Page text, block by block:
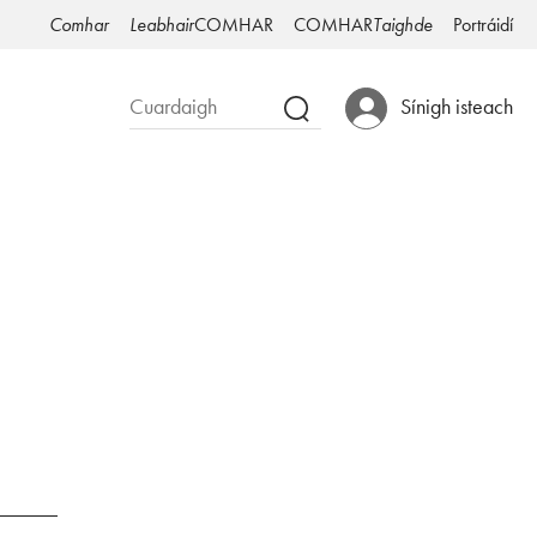
Comhar LeabhairCOMHAR COMHARTaighde Portráidí
Sínigh isteach